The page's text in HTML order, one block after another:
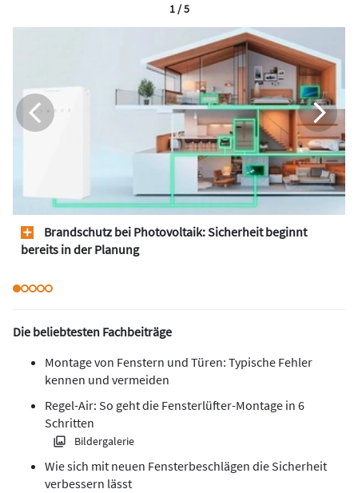
Brandschutz bei Photovoltaik: Sicherheit beginnt
bereits in der Planung
1 / 5
Die beliebtesten Fachbeiträge
Montage von Fenstern und Türen: Typische Fehler
kennen und vermeiden
Regel-Air: So geht die Fensterlüfter-Montage in 6
Schritten
Bildergalerie
Wie sich mit neuen Fensterbeschlägen die Sicherheit
verbessern lässt